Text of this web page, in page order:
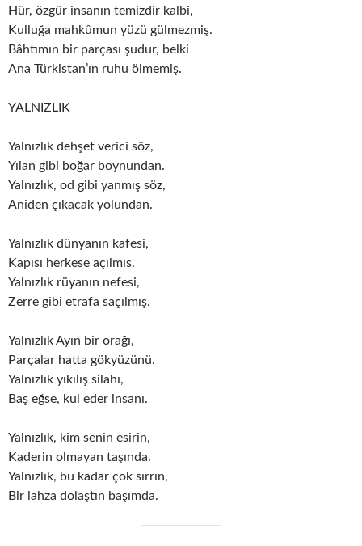
Hür, özgür insanın temizdir kalbi,
Kulluğa mahkûmun yüzü gülmezmiş.
Bâhtımın bir parçası şudur, belki
Ana Türkistan’ın ruhu ölmemiş.
YALNIZLIK
Yalnızlık dehşet verici söz,
Yılan gibi boğar boynundan.
Yalnızlık, od gibi yanmış söz,
Aniden çıkacak yolundan.
Yalnızlık dünyanın kafesi,
Kapısı herkese açılmıs.
Yalnızlık rüyanın nefesi,
Zerre gibi etrafa saçılmış.
Yalnızlık Ayın bir orağı,
Parçalar hatta gökyüzünü.
Yalnızlık yıkılış silahı,
Baş eğse, kul eder insanı.
Yalnızlık, kim senin esirin,
Kaderin olmayan taşında.
Yalnızlık, bu kadar çok sırrın,
Bir lahza dolaştın başımda.